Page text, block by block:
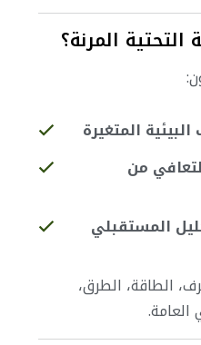
المرنة؟
المتغيرة
من
المستقبلي
الطاقة، الطرق،
العامة.